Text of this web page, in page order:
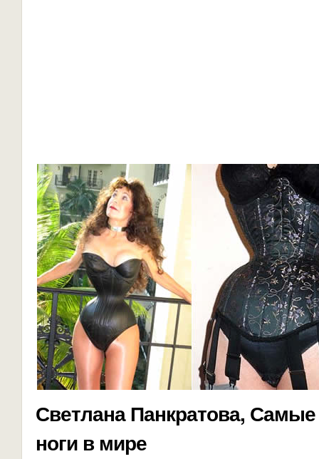
Светлана Панкратова,
ноги в мире